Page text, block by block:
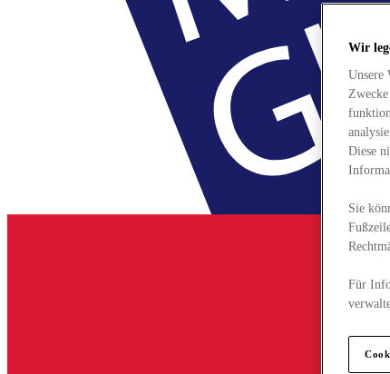
Wir
Unsere
Diese
Sie
Für